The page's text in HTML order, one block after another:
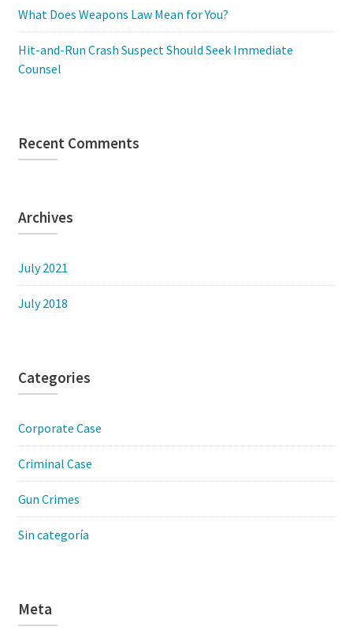
What Does Weapons Law Mean for You?
Hit-and-Run Crash Suspect Should Seek Immediate
Counsel
Recent Comments
Archives
July 2021
July 2018
Categories
Corporate Case
Criminal Case
Gun Crimes
Sin categoría
Meta